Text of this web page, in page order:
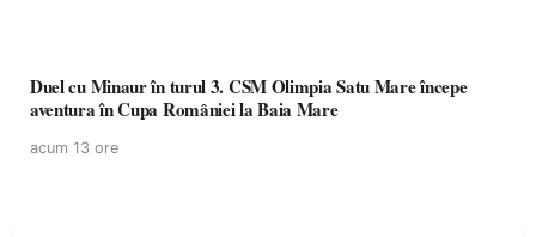
Duel cu Minaur în turul 3. CSM Olimpia Satu Mare începe
aventura în Cupa României la Baia Mare
acum 13 ore